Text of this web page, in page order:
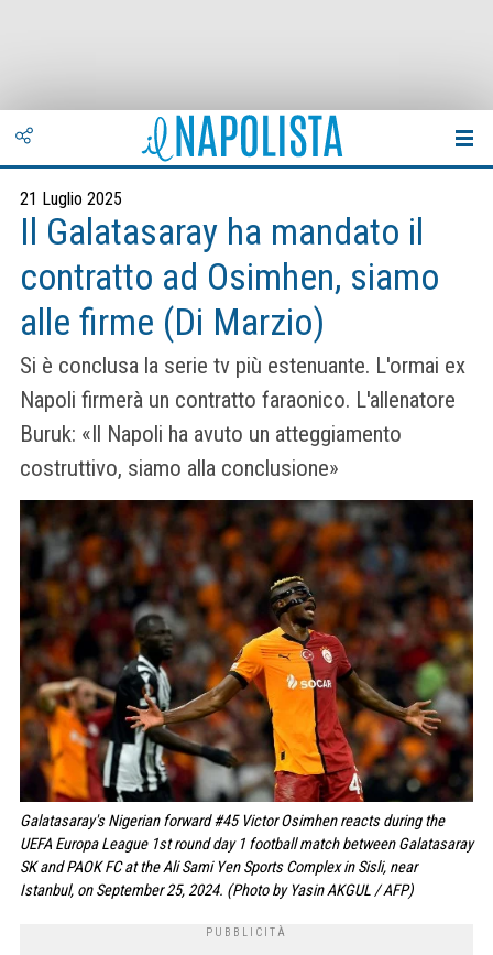
21 Luglio 2025
Il Galatasaray ha mandato il
contratto ad Osimhen, siamo
alle firme (Di Marzio)
Si è conclusa la serie tv più estenuante. L'ormai ex
Napoli firmerà un contratto faraonico. L'allenatore
Buruk: «Il Napoli ha avuto un atteggiamento
costruttivo, siamo alla conclusione»
Galatasaray's Nigerian forward #45 Victor Osimhen reacts during the
UEFA Europa League 1st round day 1 football match between Galatasaray
SK and PAOK FC at the Ali Sami Yen Sports Complex in Sisli, near
Istanbul, on September 25, 2024. (Photo by Yasin AKGUL / AFP)